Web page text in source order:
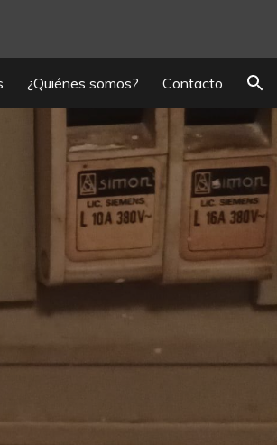
¿Quiénes somos? Contacto